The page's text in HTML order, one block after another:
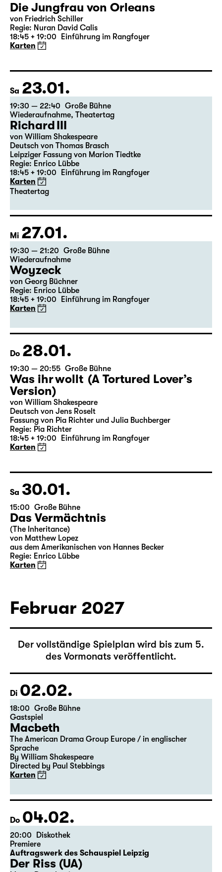
Fr 22.01.
19:30 — 22:35 Große Bühne
Die Jungfrau von Orleans
18:45 + 19:00 Einführung im Rangfoyer
Karten
Sa 23.01.
19:30 — 22:40 Große Bühne
Wiederaufnahme,Theatertag
Richard III
von William Shakespeare
Deutsch von Thomas Brasch
Leipziger Fassung von Marion Tiedtke
18:45 + 19:00 Einführung im Rangfoyer
Karten
Theatertag
Mi 27.01.
19:30 — 21:20 Große Bühne
Wiederaufnahme
Woyzeck
Regie: Enrico Lübbe
18:45 + 19:00 Einführung im Rangfoyer
Karten
Do 28.01.
19:30 — 20:55 Große Bühne
Was ihr wollt (A Tortured Lover’s
Version)
von William Shakespeare
Deutsch von Jens Roselt
18:45 + 19:00 Einführung im Rangfoyer
Karten
Sa 30.01.
15:00 Große Bühne
Das Vermächtnis
(The Inheritance)
Karten
Februar 2027
Der vollständige Spielplan wird bis zum 5.
des Vormonats veröffentlicht.
Di 02.02.
18:00 Große Bühne
Gastspiel
Macbeth
The American Drama Group Europe / in englischer
By William Shakespeare
Directed by Paul Stebbings
Karten
Do 04.02.